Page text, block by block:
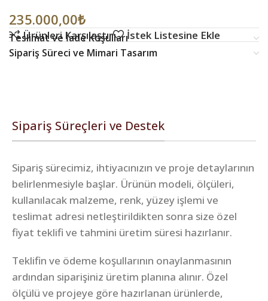
235.000,00₺
Ürünleri Karşılaştır İstek Listesine Ekle
Teslimat ve İade Koşulları
Sipariş Süreci ve Mimari Tasarım
Sipariş Süreçleri ve Destek
Sipariş sürecimiz, ihtiyacınızın ve proje detaylarının
belirlenmesiyle başlar. Ürünün modeli, ölçüleri,
kullanılacak malzeme, renk, yüzey işlemi ve
teslimat adresi netleştirildikten sonra size özel
fiyat teklifi ve tahmini üretim süresi hazırlanır.
Teklifin ve ödeme koşullarının onaylanmasının
ardından siparişiniz üretim planına alınır. Özel
ölçülü ve projeye göre hazırlanan ürünlerde,